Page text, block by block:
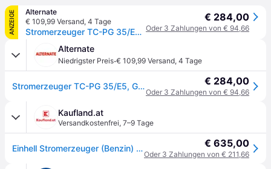
ANZEIGE
Alternate
€ 109,99 Versand, 4 Tage
Stromerzeuger TC-PG 35/E5, Generator
€ 284,00
Oder 3 Zahlungen von € 94,66
Alternate
Niedrigster Preis·€ 109,99 Versand, 4 Tage
Stromerzeuger TC-PG 35/E5, Generator € 284,00
Oder 3 Zahlungen von € 94,66
Kaufland.at
Versandkostenfrei, 7–9 Tage
Einhell Stromerzeuger (Benzin) TC-PG 35/E5 € 635,00
Oder 3 Zahlungen von € 211,66